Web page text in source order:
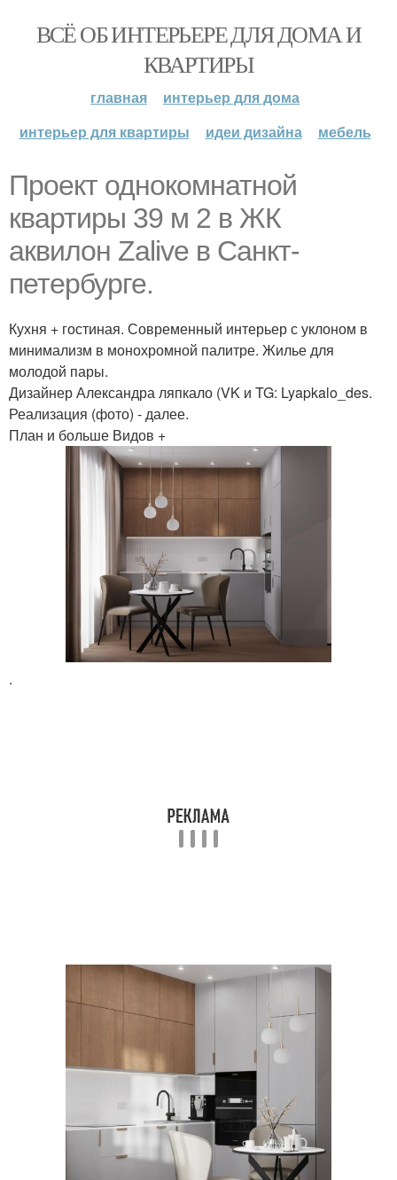
ВСЁ ОБ ИНТЕРЬЕРЕ ДЛЯ ДОМА И
КВАРТИРЫ
главная
интерьер для дома
интерьер для квартиры
идеи дизайна мебель
Проект однокомнатной
квартиры 39 м 2 в ЖК
аквилон Zalive в Санкт-
петербурге.
Кухня + гостиная. Современный интерьер с уклоном в
минимализм в монохромной палитре. Жилье для
молодой пары.
Дизайнер Александра ляпкало (VK и TG: Lyapkalo_des.
Реализация (фото) - далее.
План и больше Видов +
.